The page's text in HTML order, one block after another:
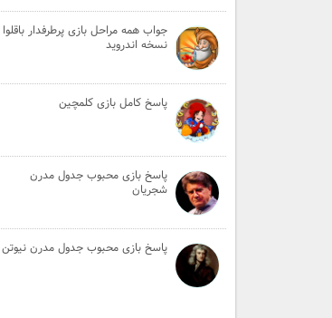
جواب همه مراحل بازی پرطرفدار باقلوا
نسخه اندروید
پاسخ کامل بازی کلمچین
پاسخ بازی محبوب جدول مدرن
شجریان
پاسخ بازی محبوب جدول مدرن نیوتن